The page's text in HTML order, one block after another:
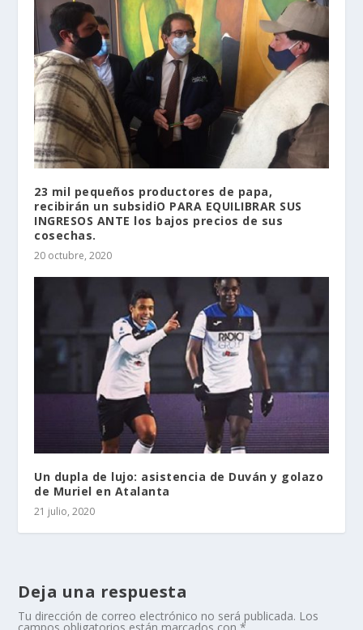
23 mil pequeños productores de papa,
recibirán un subsidiO PARA EQUILIBRAR SUS
INGRESOS ANTE los bajos precios de sus
cosechas.
20 octubre, 2020
Un dupla de lujo: asistencia de Duván y golazo
de Muriel en Atalanta
21 julio, 2020
Deja una respuesta
Tu dirección de correo electrónico no será publicada. Los